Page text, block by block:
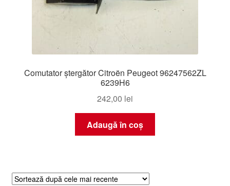
Comutator ștergător Citroën Peugeot 96247562ZL
6239H6
242,00 lei
Adaugă în coș